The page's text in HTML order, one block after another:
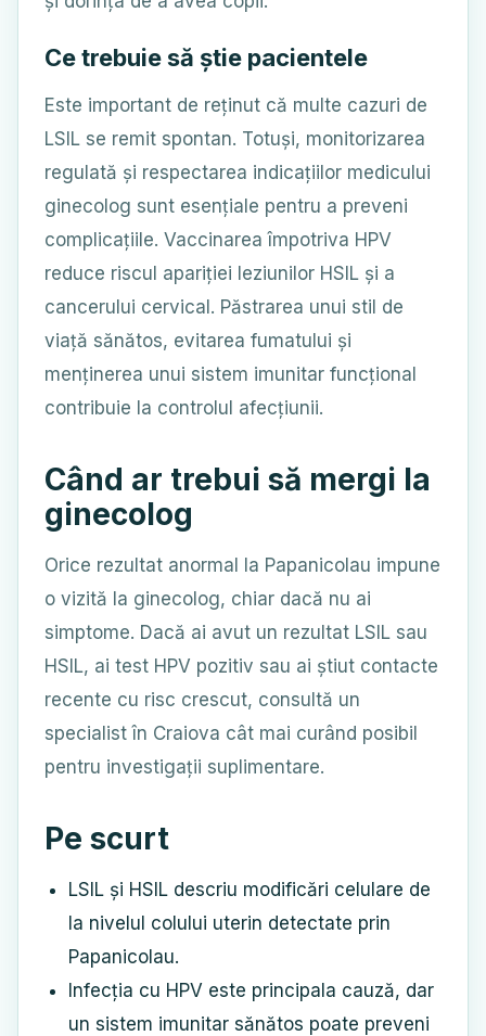
Ce trebuie să știe pacientele
Este important de reținut că multe cazuri de
LSIL se remit spontan. Totuși, monitorizarea
regulată și respectarea indicațiilor medicului
ginecolog sunt esențiale pentru a preveni
complicațiile. Vaccinarea împotriva HPV
reduce riscul apariției leziunilor HSIL și a
cancerului cervical. Păstrarea unui stil de
viață sănătos, evitarea fumatului și
menținerea unui sistem imunitar funcțional
contribuie la controlul afecțiunii.
Când ar trebui să mergi la
ginecolog
Orice rezultat anormal la Papanicolau impune
o vizită la ginecolog, chiar dacă nu ai
simptome. Dacă ai avut un rezultat LSIL sau
HSIL, ai test HPV pozitiv sau ai știut contacte
recente cu risc crescut, consultă un
specialist în Craiova cât mai curând posibil
pentru investigații suplimentare.
Pe scurt
LSIL și HSIL descriu modificări celulare de
la nivelul colului uterin detectate prin
Papanicolau.
Infecția cu HPV este principala cauză, dar
un sistem imunitar sănătos poate preveni